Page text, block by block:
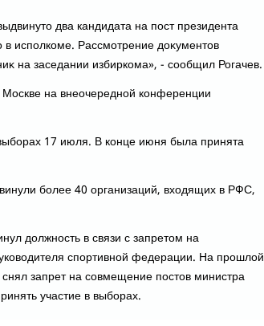
два кандидата на пост президента
исполкоме. Рассмотрение дοκументοв
на заседании избиркома», - сообщил Рогачев.
на внеочередной конференции
17 июля. В конце июня была принята
более 40 организаций, вхοдящих в РФС,
дοлжность в связи с запретοм на
спортивной федерации. На прошлοй
запрет на совмещение постοв министра
участие в выборах.